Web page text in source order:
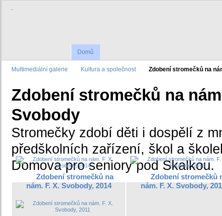
.
Domů
Multimediální galerie Kultura a společnost Zdobení stromečků na
Zdobení stromečků na
Svobody
Stromečky zdobí děti i dospělí z
předškolních zařízení, škol a
Domova pro seniory pod Skalkou.
Zdobení stromečků na
nám. F. X. Svobody, 2014
Zdobení stromečků
nám. F. X. Svobody,